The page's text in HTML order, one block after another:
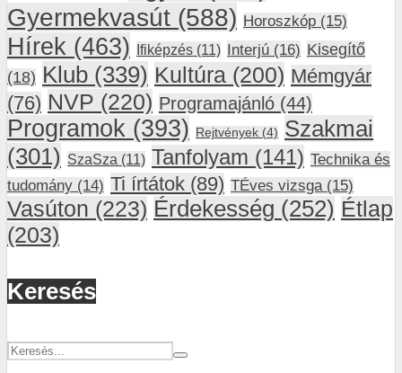
Gyermekvasút (588) Horoszkóp (15)
Hírek (463) Ifiképzés (11) Interjú (16) Kisegítő
(18) Klub (339) Kultúra (200) Mémgyár
(76) NVP (220) Programajánló (44)
Programok (393) Rejtvények (4) Szakmai
(301) SzaSza (11) Tanfolyam (141) Technika és
tudomány (14) Ti írtátok (89) TÉves vizsga (15)
Vasúton (223) Érdekesség (252) Étlap
(203)
Keresés